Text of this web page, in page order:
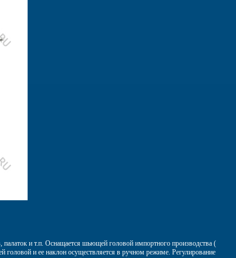
и т.п. Оснащается шьющей головой импортного производства (
и ее наклон осуществляется в ручном режиме. Регулирование